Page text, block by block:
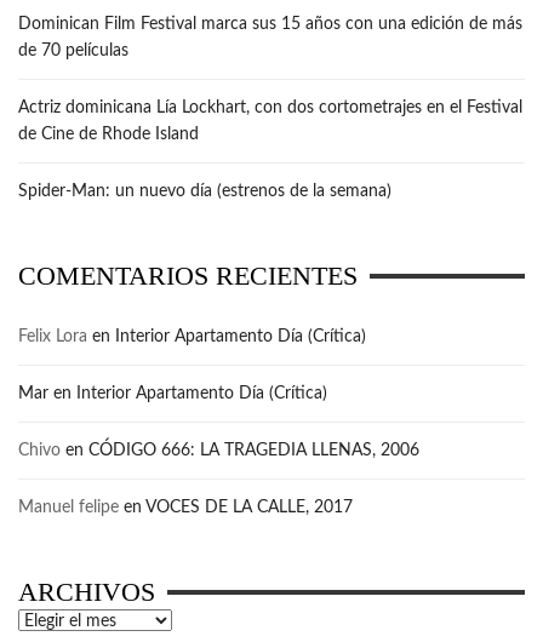
Dominican Film Festival marca sus 15 años con una edición de más
de 70 películas
Actriz dominicana Lía Lockhart, con dos cortometrajes en el Festival
de Cine de Rhode Island
Spider-Man: un nuevo día (estrenos de la semana)
COMENTARIOS RECIENTES
Felix Lora en Interior Apartamento Día (Crítica)
Mar en Interior Apartamento Día (Crítica)
Chivo en CÓDIGO 666: LA TRAGEDIA LLENAS, 2006
Manuel felipe en VOCES DE LA CALLE, 2017
ARCHIVOS
Archivos